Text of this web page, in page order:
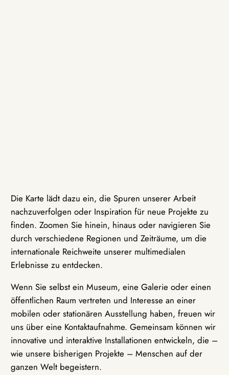
Die Karte lädt dazu ein, die Spuren unserer Arbeit
nachzuverfolgen oder Inspiration für neue Projekte zu
finden. Zoomen Sie hinein, hinaus oder navigieren Sie
durch verschiedene Regionen und Zeiträume, um die
internationale Reichweite unserer multimedialen
Erlebnisse zu entdecken.
Wenn Sie selbst ein Museum, eine Galerie oder einen
öffentlichen Raum vertreten und Interesse an einer
mobilen oder stationären Ausstellung haben, freuen wir
uns über eine Kontaktaufnahme. Gemeinsam können wir
innovative und interaktive Installationen entwickeln, die –
wie unsere bisherigen Projekte – Menschen auf der
ganzen Welt begeistern.